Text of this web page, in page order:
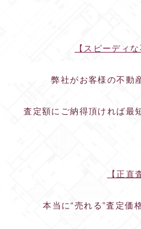
【スピーディ
弊社がお客様の不動
査定額にご納得頂ければ最
【正直
本当に“売れる”査定価